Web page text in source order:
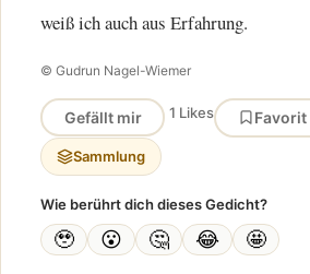
weiß ich auch aus Erfahrung.
© Gudrun Nagel-Wiemer
Gefällt mir 1 Likes Favorit
Sammlung
Wie berührt dich dieses Gedicht?
🥹 😮 🤔 😂 🤩